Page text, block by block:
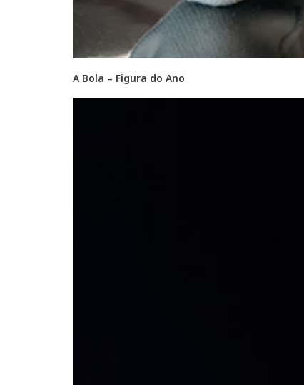
A Bola – Figura do Ano